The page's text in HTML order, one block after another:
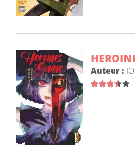
Auteur :